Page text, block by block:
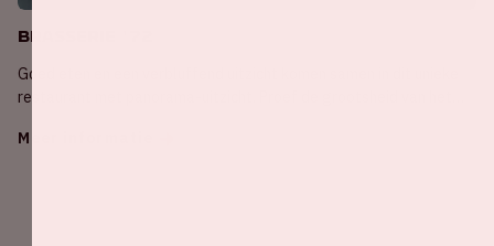
Brasserie '72
Goed eten en een verbluffend uitzicht komen samen in dit unieke
restaurant met panorama-uitzicht. Proef de grootsheid van het
Meer informatie